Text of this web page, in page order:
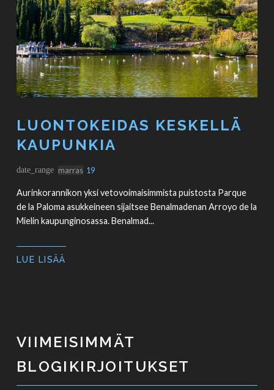
LUONTOKEIDAS KESKELLÄ
KAUPUNKIA
date_range marras 19
Aurinkorannikon yksi vetovoimaisimmista puistosta Parque
de la Paloma asukkeineen sijaitsee Benalmadenan Arroyo de la
Mielin kaupunginosassa. Benalmad...
LUE LISÄÄ
VIIMEISIMMÄT
BLOGIKIRJOITUKSET